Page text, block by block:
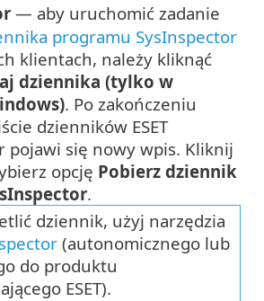
— aby uruchomić zadanie
programu SysInspector
klientach, należy kliknąć
dziennika (tylko w
. Po zakończeniu
dzienników ESET
pojawi się nowy wpis. Kliknij
opcję Pobierz dziennik
.
dziennik, użyj narzędzia
(autonomicznego lub
do produktu
ESET).